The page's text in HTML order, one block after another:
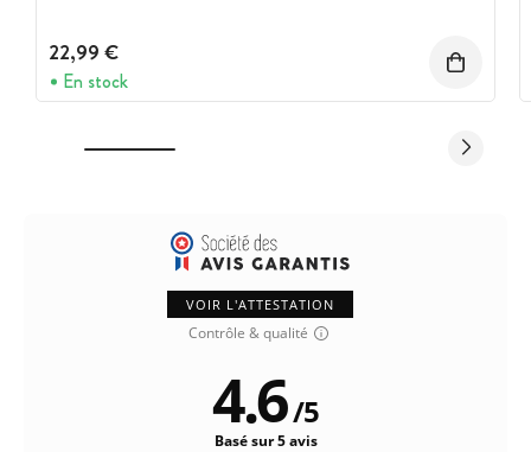
22,99 €
En stock
VOIR L'ATTESTATION
Contrôle & qualité
4.6/5
Basé sur 5 avis